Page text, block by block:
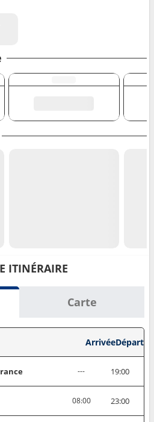
ITINÉRAIRE
Carte
ArrivéeDépart
--- 19:00
08:00 23:00